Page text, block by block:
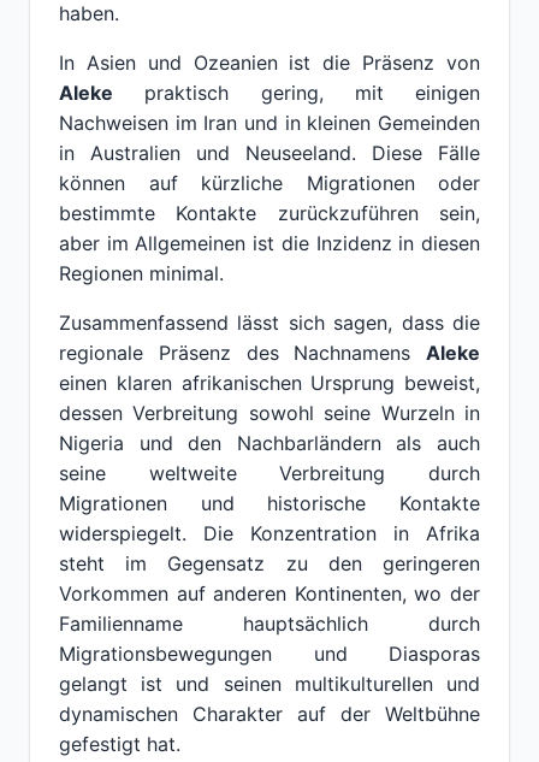
haben.
In Asien und Ozeanien ist die Präsenz von
Aleke praktisch gering, mit einigen
Nachweisen im Iran und in kleinen Gemeinden
in Australien und Neuseeland. Diese Fälle
können auf kürzliche Migrationen oder
bestimmte Kontakte zurückzuführen sein,
aber im Allgemeinen ist die Inzidenz in diesen
Regionen minimal.
Zusammenfassend lässt sich sagen, dass die
regionale Präsenz des Nachnamens Aleke
einen klaren afrikanischen Ursprung beweist,
dessen Verbreitung sowohl seine Wurzeln in
Nigeria und den Nachbarländern als auch
seine weltweite Verbreitung durch
Migrationen und historische Kontakte
widerspiegelt. Die Konzentration in Afrika
steht im Gegensatz zu den geringeren
Vorkommen auf anderen Kontinenten, wo der
Familienname hauptsächlich durch
Migrationsbewegungen und Diasporas
gelangt ist und seinen multikulturellen und
dynamischen Charakter auf der Weltbühne
gefestigt hat.